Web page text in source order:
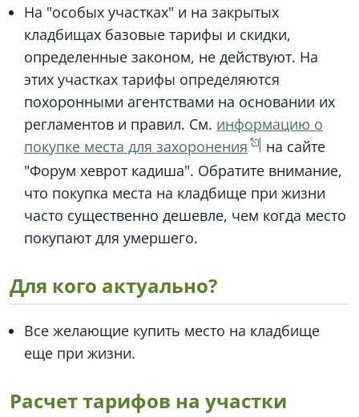
На "особых участках" и на закрытых
кладбищах базовые тарифы и скидки,
определенные законом, не действуют. На
этих участках тарифы определяются
похоронными агентствами на основании их
регламентов и правил. См. информацию о
покупке места для захоронения
на сайте
"Форум хеврот кадиша". Обратите внимание,
что покупка места на кладбище при жизни
часто существенно дешевле, чем когда место
покупают для умершего.
Для кого актуально?
Все желающие купить место на кладбище
еще при жизни.
Расчет тарифов на участки